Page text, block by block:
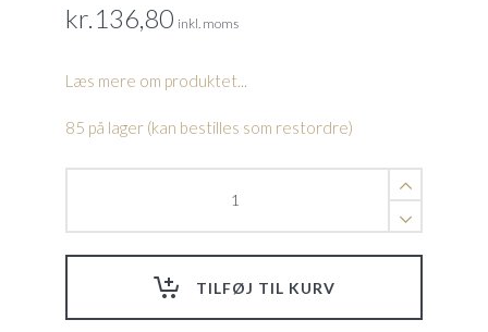
kr. 136,80 inkl. moms
Læs mere om produktet...
85 på lager (kan bestilles som restordre)
TILFØJ TIL KURV